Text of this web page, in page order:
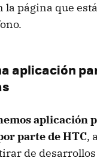
la página que
aplicación
aplicación
parte de HTC,
de